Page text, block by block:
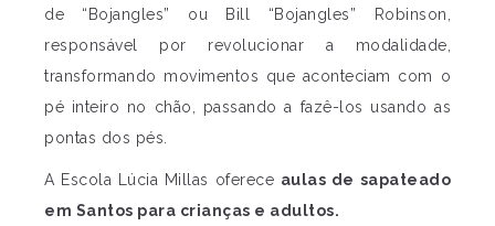
de “Bojangles” ou Bill “Bojangles” Robinson,
responsável por revolucionar a modalidade,
transformando movimentos que aconteciam com o
pé inteiro no chão, passando a fazê-los usando as
pontas dos pés.
A Escola Lúcia Millas oferece aulas de sapateado
em Santos para crianças e adultos.